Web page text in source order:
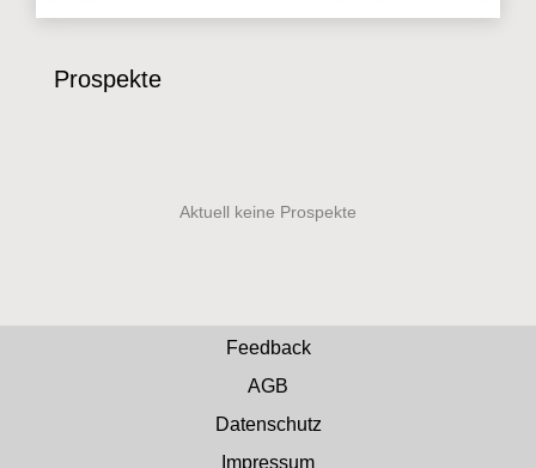
Prospekte
Feedback
AGB
Datenschutz
Impressum